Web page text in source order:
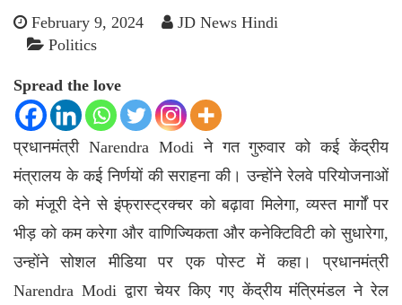
February 9, 2024
JD News Hindi
Politics
Spread the love
प्रधानमंत्री Narendra Modi ने गत गुरुवार को कई केंद्रीय
मंत्रालय के कई निर्णयों की सराहना की। उन्होंने रेलवे परियोजनाओं
को मंजूरी देने से इंफ्रास्ट्रक्चर को बढ़ावा मिलेगा, व्यस्त मार्गों पर
भीड़ को कम करेगा और वाणिज्यिकता और कनेक्टिविटी को सुधारेगा,
उन्होंने सोशल मीडिया पर एक पोस्ट में कहा। प्रधानमंत्री
Narendra Modi द्वारा चेयर किए गए केंद्रीय मंत्रिमंडल ने रेल